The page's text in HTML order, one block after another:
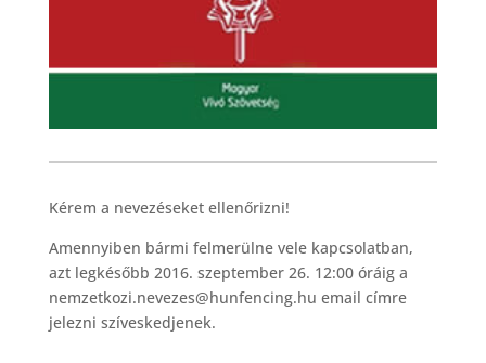
Kérem a nevezéseket ellenőrizni!
Amennyiben bármi felmerülne vele kapcsolatban,
azt legkésőbb 2016. szeptember 26. 12:00 óráig a
nemzetkozi.nevezes@hunfencing.hu email címre
jelezni szíveskedjenek.